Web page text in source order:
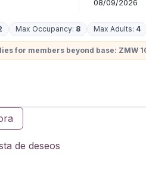
Max Occupancy: 8 Max Adults: 4
for members beyond base: ZMW
de deseos